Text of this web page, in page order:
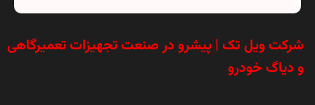
شرکت ویل تک | پیشرو در صنعت تجهیزات تعمیرگاهی
و دیاگ خودرو